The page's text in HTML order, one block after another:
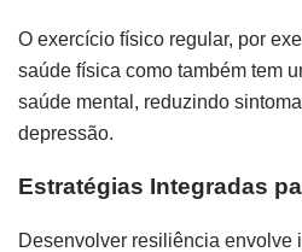
O exercício físico regular, por
saúde física como também tem
saúde mental, reduzindo
depressão.
Estratégias Integradas
Desenvolver resiliência envolve